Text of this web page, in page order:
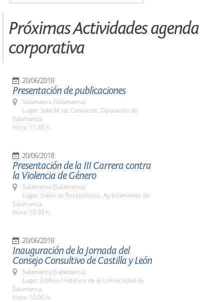
Próximas Actividades agenda
corporativa
20/06/2018
Presentación de publicaciones
Salamanca (Salamanca)
Lugar: Sala de las Comarcas. Diputación de
Salamanca
Hora: 11:30 h.
20/06/2018
Presentación de la III Carrera contra
la Violencia de Género
Salamanca (Salamanca)
Lugar: Salón de Recepciones. Ayuntamiento de
Salamanca
Hora: 10:30 h.
20/06/2018
Inauguración de la Jornada del
Consejo Consultivo de Castilla y León
Salamanca (Salamanca)
Lugar: Edificio Histórico de la Universidad de
Salamanca
Hora: 10:00 h.